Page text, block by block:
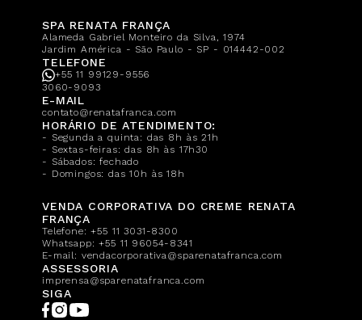
SPA RENATA FRANÇA
Alameda Gabriel Monteiro da Silva, 1974
Jardim América - São Paulo - SP - 014442-002
TELEFONE
+55 11 99129-9556
3060-9093
E-MAIL
contato@renatafranca.com
HORÁRIO DE ATENDIMENTO:
- Segunda a quinta: das 8h às 21h
- Sextas-feiras: das 8h às 17h30
- Sábados: fechado
- Domingos: das 10h às 18h
VENDA CORPORATIVA DO CREME RENATA
FRANÇA
Telefone:+55 11 3031-8300
Whatsapp:+55 11 96054-8341
E-mail: vendacorporativa@sparenatafranca.com
ASSESSORIA
imprensa@sparenatafranca.com
SIGA